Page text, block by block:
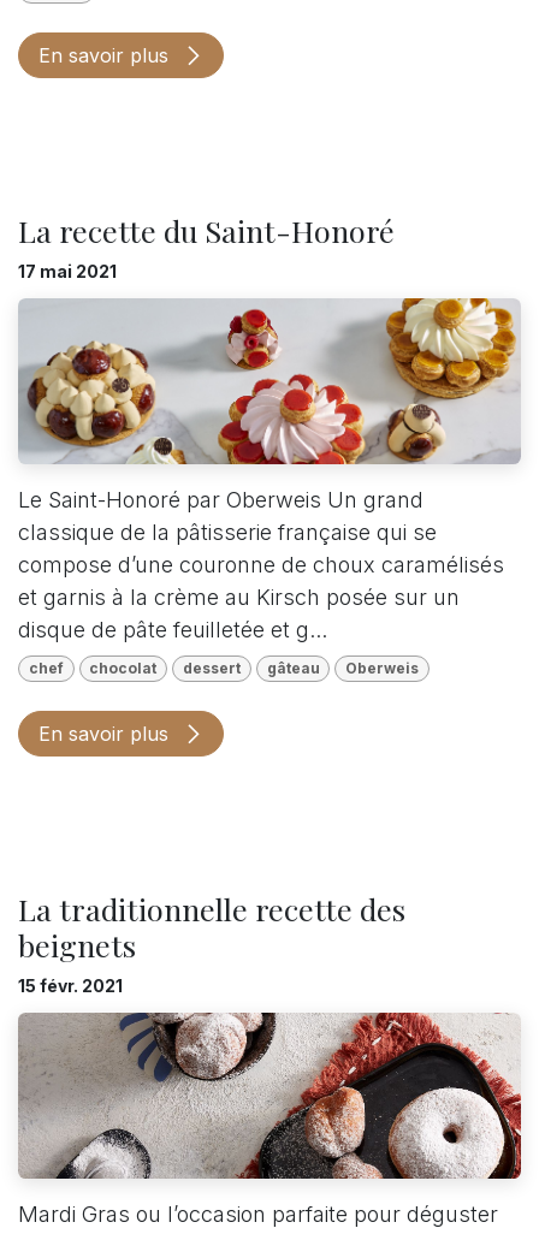
En savoir plus
La recette du Saint-Honoré
17 mai 2021
Le Saint-Honoré par Oberweis Un grand
classique de la pâtisserie française qui se
compose d’une couronne de choux caramélisés
et garnis à la crème au Kirsch posée sur un
disque de pâte feuilletée et g...
chef chocolat dessert gâteau Oberweis
En savoir plus
La traditionnelle recette des
beignets
15 févr. 2021
Mardi Gras ou l’occasion parfaite pour déguster